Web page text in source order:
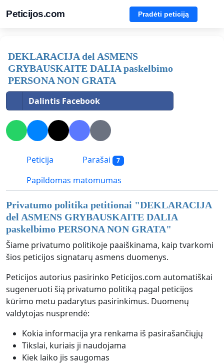
Peticijos.com Pradėti peticiją
DEKLARACIJA del ASMENS
GRYBAUSKAITE DALIA paskelbimo
PERSONA NON GRATA
Dalintis Facebook
Peticija Parašai 7
Papildomas matomumas
Privatumo politika petitionai "DEKLARACIJA
del ASMENS GRYBAUSKAITE DALIA
paskelbimo PERSONA NON GRATA"
Šiame privatumo politikoje paaiškinama, kaip tvarkomi
šios peticijos signatarų asmens duomenys.
Peticijos autorius pasirinko Peticijos.com automatiškai
sugeneruoti šią privatumo politiką pagal peticijos
kūrimo metu padarytus pasirinkimus. Duomenų
valdytojas nusprendė:
Kokia informacija yra renkama iš pasirašančiųjų
Tikslai, kuriais ji naudojama
Kiek laiko jis saugomas